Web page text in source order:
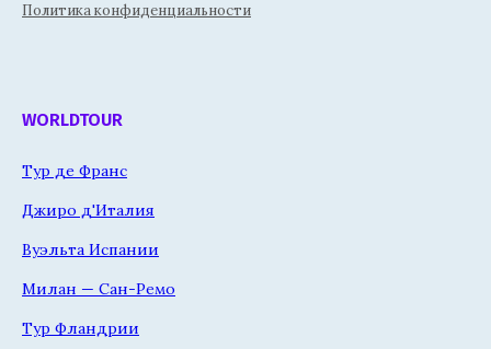
Политика конфиденциальности
WORLDTOUR
Тур де Франс
Джиро д'Италия
Вуэльта Испании
Милан — Сан-Ремо
Тур Фландрии